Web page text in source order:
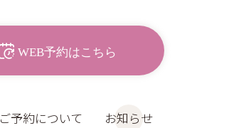
WEB予約はこちら
ご予約について お知らせ